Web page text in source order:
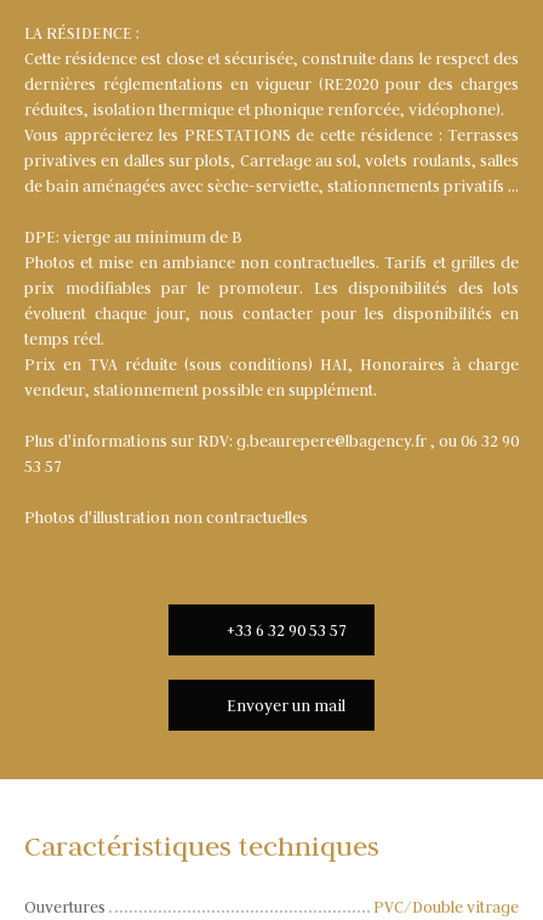
LA RÉSIDENCE :
Cette résidence est close et sécurisée, construite dans le respect des
dernières réglementations en vigueur (RE2020 pour des charges
réduites, isolation thermique et phonique renforcée, vidéophone).
Vous apprécierez les PRESTATIONS de cette résidence : Terrasses
privatives en dalles sur plots, Carrelage au sol, volets roulants, salles
de bain aménagées avec sèche-serviette, stationnements privatifs …
DPE: vierge au minimum de B
Photos et mise en ambiance non contractuelles. Tarifs et grilles de
prix modifiables par le promoteur. Les disponibilités des lots
évoluent chaque jour, nous contacter pour les disponibilités en
temps réel.
Prix en TVA réduite (sous conditions) HAI, Honoraires à charge
vendeur, stationnement possible en supplément.
Plus d'informations sur RDV: g.beaurepere@lbagency.fr , ou 06 32 90
53 57
Photos d'illustration non contractuelles
+33 6 32 90 53 57
Envoyer un mail
Caractéristiques techniques
Ouvertures
PVC/Double vitrage